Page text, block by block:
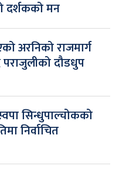
दर्शकको मन
अरनिको राजमार्ग
दौडधुप
सिन्धुपाल्चोकको
निर्वाचित